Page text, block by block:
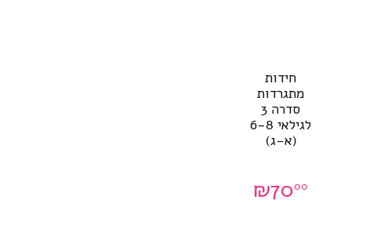
חידות
מתגרדות
סדרה 3
לגילאי 6-8
(א-ג)
₪7000